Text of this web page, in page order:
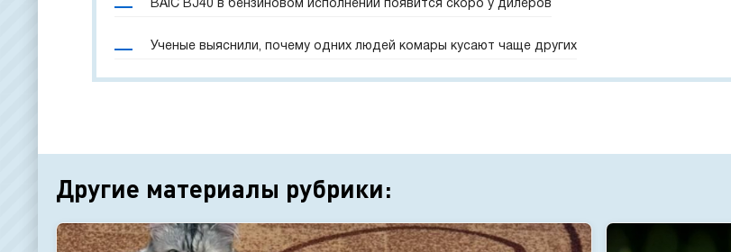
BAIC BJ40 в бензиновом исполнении появится скоро у дилеров
Ученые выяснили, почему одних людей комары кусают чаще других
Другие материалы рубрики: